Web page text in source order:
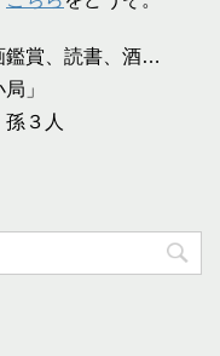
鑑賞、読書、酒…
」
孫３人